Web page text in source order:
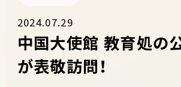
2024.07.29
中国大使館 教育処の
が表敬訪問！